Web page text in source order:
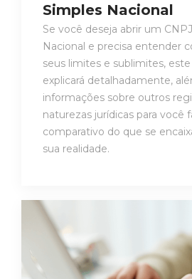
Simples Nacional
Se você deseja abrir um
Nacional e precisa entender
seus limites e sublimites,
explicará detalhadamente,
informações sobre outros
naturezas jurídicas para você
comparativo do que se
sua realidade.